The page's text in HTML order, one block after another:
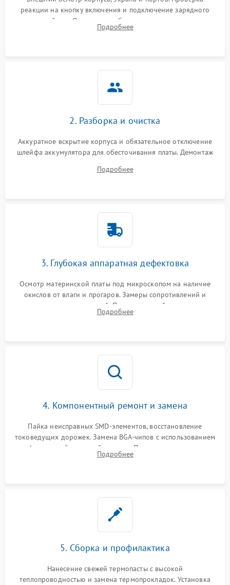
Выход из строя SSD или
HDD: медленная загрузка,
2000 ₽
Проблемы Wi‑Fi или
2500 ₽
реакции на кнопку включения и подключение зарядного
устройства. Оценка потребления тока с помощью
лабораторного блока питания для локализации проблемы.
Подробнее
2. Разборка и очистка
Аккуратное вскрытие корпуса и обязательное отключение
шлейфа аккумулятора для обесточивания платы. Демонтаж
высохшей термопасты с кристаллов чипов.
Подробнее
3. Глубокая аппаратная дефектовка
Осмотр материнской платы под микроскопом на наличие
окислов от влаги и прогаров. Замеры сопротивлений и
дежурных напряжений. Проверка цепей питания,
мультиконтроллера, процессора и видеочипа.
Подробнее
4. Компонентный ремонт и замена
Пайка неисправных SMD-элементов, восстановление
токоведущих дорожек. Замена BGA-чипов с использованием
инфракрасной паяльной станции. Прошивка микросхемы
BIOS или замена поврежденных портов USB
Подробнее
5. Сборка и профилактика
Нанесение свежей термопасты с высокой
теплопроводностью и замена термопрокладок. Установка